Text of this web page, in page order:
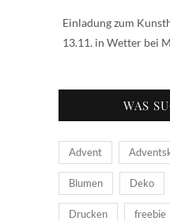
Einladung zum
13.11. in Wetter bei
WAS
Advent
Blumen Deko
Drucken freebie